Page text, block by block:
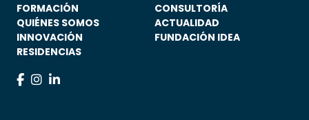
FORMACIÓN
CONSULTORÍA
QUIÉNES SOMOS
ACTUALIDAD
INNOVACIÓN
FUNDACIÓN IDEA
RESIDENCIAS